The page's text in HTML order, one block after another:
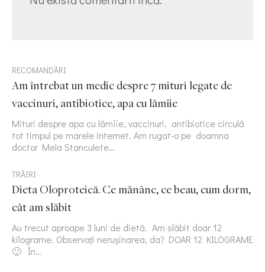
RECOMANDĂRI
Am întrebat un medic despre 7 mituri legate de
vaccinuri, antibiotice, apa cu lămîie
Mituri despre apa cu lămîie, vaccinuri, antibiotice circulă
tot timpul pe marele internet. Am rugat-o pe doamna
doctor Mela Stanculete…
TRĂIRI
Dieta Oloproteică. Ce mănânc, ce beau, cum dorm,
cât am slăbit
Au trecut aproape 3 luni de dietă. Am slăbit doar 12
kilograme. Observați nerușinarea, da? DOAR 12 KILOGRAME
🙂 În…